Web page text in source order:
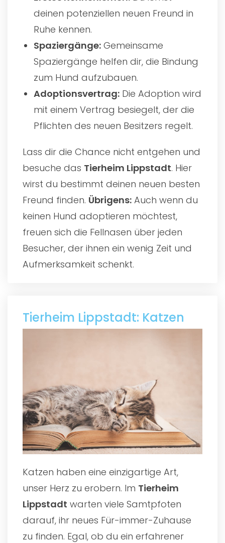
deinen potenziellen neuen Freund in
Ruhe kennen.
Spaziergänge: Gemeinsame
Spaziergänge helfen dir, die Bindung
zum Hund aufzubauen.
Adoptionsvertrag: Die Adoption wird
mit einem Vertrag besiegelt, der die
Pflichten des neuen Besitzers regelt.
Lass dir die Chance nicht entgehen und
besuche das Tierheim Lippstadt. Hier
wirst du bestimmt deinen neuen besten
Freund finden. Übrigens: Auch wenn du
keinen Hund adoptieren möchtest,
freuen sich die Fellnasen über jeden
Besucher, der ihnen ein wenig Zeit und
Aufmerksamkeit schenkt.
Tierheim Lippstadt: Katzen
Katzen haben eine einzigartige Art,
unser Herz zu erobern. Im Tierheim
Lippstadt warten viele Samtpfoten
darauf, ihr neues Für-immer-Zuhause
zu finden. Egal, ob du ein erfahrener